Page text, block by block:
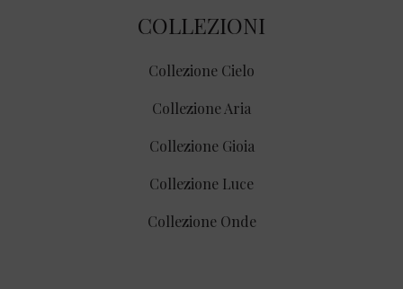
COLLEZIONI
Collezione Cielo
Collezione Aria
Collezione Gioia
Collezione Luce
Collezione Onde